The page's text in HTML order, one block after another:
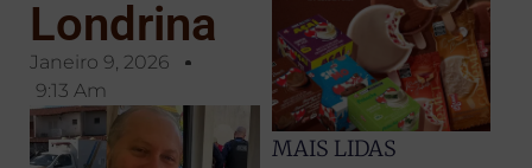
Londrina
Janeiro 9, 2026
9:13 Am
MAIS LIDAS